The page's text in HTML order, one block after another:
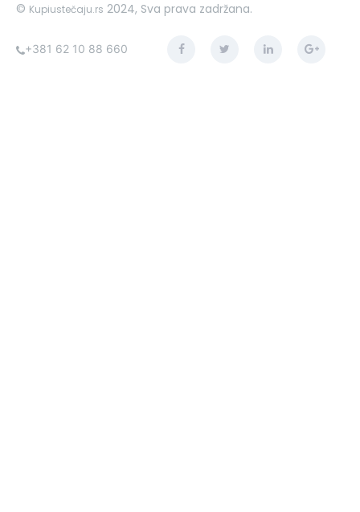
© Kupiustečaju.rs 2024, Sva prava zadržana.
+381 62 10 88 660